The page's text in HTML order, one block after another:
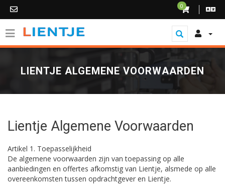
0
LIENTJE ALGEMENE VOORWAARDEN
Lientje Algemene Voorwaarden
Artikel 1. Toepasselijkheid
De algemene voorwaarden zijn van toepassing op alle
aanbiedingen en offertes afkomstig van Lientje, alsmede op alle
overeenkomsten tussen opdrachtgever en Lientje.